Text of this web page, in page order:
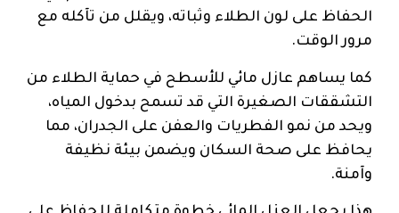
الحفاظ على لون الطلاء وثباته، ويقلل من تآكله مع
مرور الوقت.
كما يساهم عازل مائي للأسطح في حماية الطلاء من
التشققات الصغيرة التي قد تسمح بدخول المياه،
ويحد من نمو الفطريات والعفن على الجدران، مما
يحافظ على صحة السكان ويضمن بيئة نظيفة
وآمنة.